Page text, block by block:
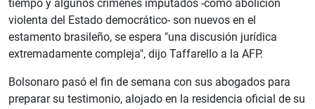
tiempo y algunos crímenes imputados -como abolición
violenta del Estado democrático- son nuevos en el
estamento brasileño, se espera "una discusión jurídica
extremadamente compleja", dijo Taffarello a la AFP.
Bolsonaro pasó el fin de semana con sus abogados para
preparar su testimonio, alojado en la residencia oficial de su